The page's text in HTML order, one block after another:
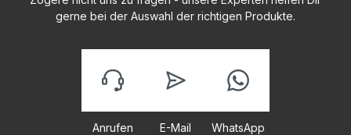
gerne bei der Auswahl der richtigen Produkte.
Anrufen E-Mail WhatsApp